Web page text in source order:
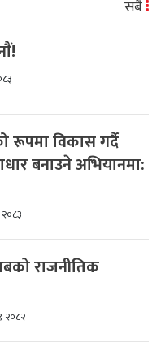
सबै
रूपमा विकास गर्दै
बनाउने अभियानमा:
राजनीतिक
२०८२